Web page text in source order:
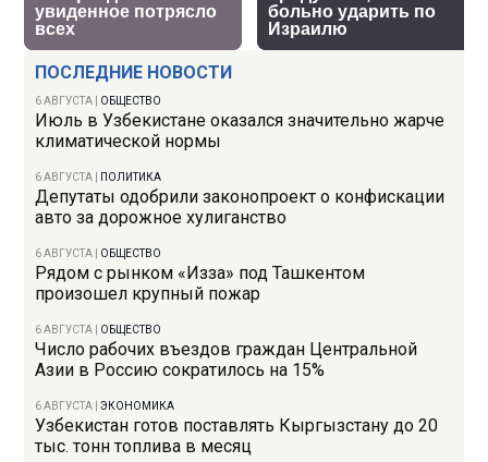
ПОСЛЕДНИЕ НОВОСТИ
6 АВГУСТА ОБЩЕСТВО
Июль в Узбекистане оказался значительно жарче
климатической нормы
6 АВГУСТА ПОЛИТИКА
Депутаты одобрили законопроект о конфискации
авто за дорожное хулиганство
6 АВГУСТА ОБЩЕСТВО
Рядом с рынком «Изза» под Ташкентом
произошел крупный пожар
6 АВГУСТА ОБЩЕСТВО
Число рабочих въездов граждан Центральной
Азии в Россию сократилось на 15%
6 АВГУСТА |ЭКОНОМИКА
Узбекистан готов поставлять Кыргызстану до 20
тыс. тонн топлива в месяц